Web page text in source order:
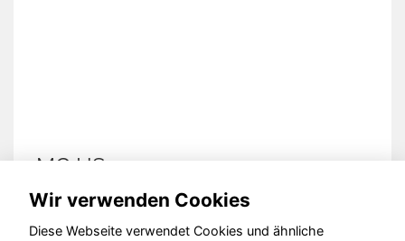
MG HS
Wir verwenden Cookies
Diese Webseite verwendet Cookies und ähnliche